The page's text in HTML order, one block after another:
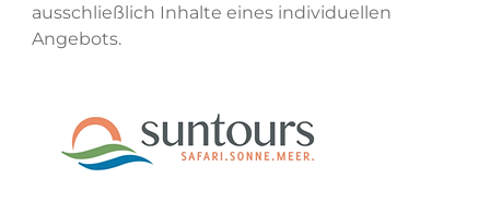
ausschließlich Inhalte eines individuellen
Angebots.